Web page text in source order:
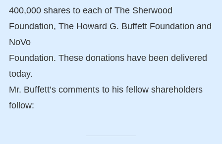
400,000 shares to each of The Sherwood
Foundation, The Howard G. Buffett Foundation and
NoVo
Foundation. These donations have been delivered
today.
Mr. Buffett’s comments to his fellow shareholders
follow: